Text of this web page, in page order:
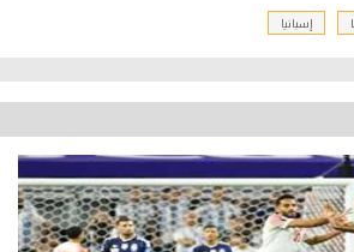
إسبانيا